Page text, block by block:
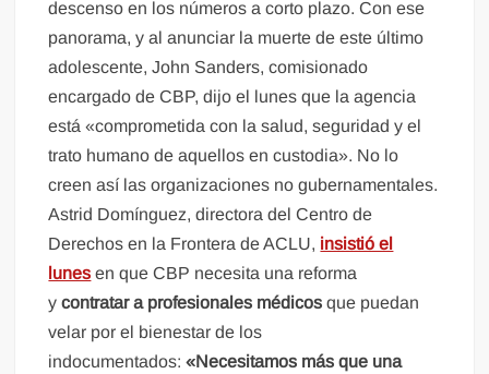
descenso en los números a corto plazo. Con ese
panorama, y al anunciar la muerte de este último
adolescente, John Sanders, comisionado
encargado de CBP, dijo el lunes que la agencia
está «comprometida con la salud, seguridad y el
trato humano de aquellos en custodia». No lo
creen así las organizaciones no gubernamentales.
Astrid Domínguez, directora del Centro de
Derechos en la Frontera de ACLU, insistió el
lunes en que CBP necesita una reforma
ycontratar a profesionales médicos que puedan
velar por el bienestar de los
indocumentados:«Necesitamos más que una